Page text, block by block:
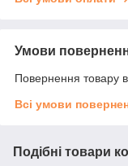
Умови
Повернення товару
Всі умови
Подібні товари